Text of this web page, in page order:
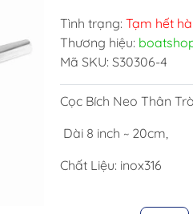
Bơm Máy Lạnh
Bơm Chất Thải
Bơm Rút Nhớt
Tình trạng: Tạm hết
Thương hiệu:
Mã SKU: S30306-4
Cọc Bích Neo Thân
Dài 8 inch ~ 20cm,
Chất Liệu: inox316